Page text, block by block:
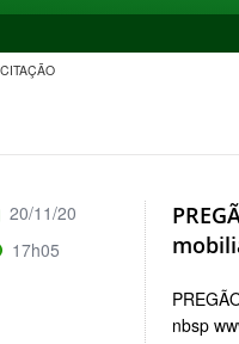
nbsp
20/11/20
17h05